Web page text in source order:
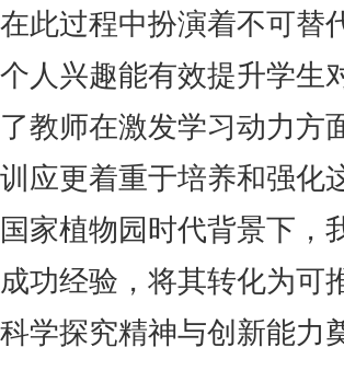
此过程中扮演着不可替
人兴趣能有效提升学生
教师在激发学习动力方
应更着重于培养和强化
家植物园时代背景下，
功经验，将其转化为可
学探究精神与创新能力